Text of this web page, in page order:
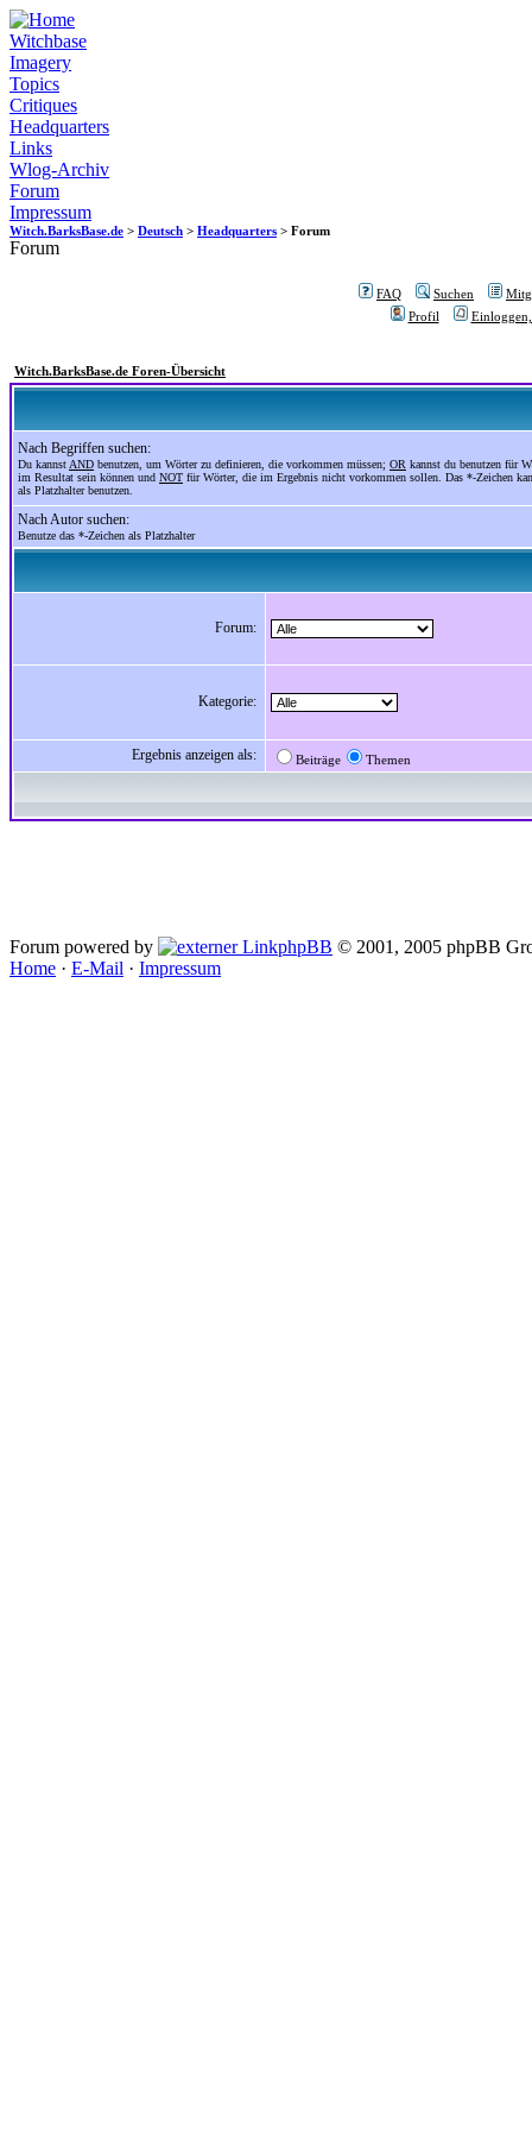
Witchbase
Imagery
Topics
Critiques
Headquarters
Links
Wlog-Archiv
Forum
Impressum
Witch.BarksBase.de > Deutsch > Headquarters > Forum
Forum
FAQ Suchen
Profil
Witch.BarksBase.de Foren-Übersicht
Nach Begriffen suchen:
Du kannst AND benutzen, um Wörter zu definieren, die vorkommen müssen; OR kannst du benutzen für
im Resultat sein können und NOT für Wörter, die im Ergebnis nicht vorkommen sollen. Das *-Zeichen
als Platzhalter benutzen.
Nach Autor suchen:
Benutze das *-Zeichen als Platzhalter
Forum:
Kategorie:
Ergebnis anzeigen als: Beiträge Themen
Forum powered by phpBB © 2001, 2005 phpBB
Home · E-Mail · Impressum